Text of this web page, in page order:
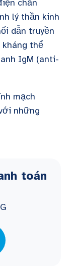
chẩn
lý thần kinh
dẫn truyền
kháng thể
IgM (anti-
mạch
những
toán